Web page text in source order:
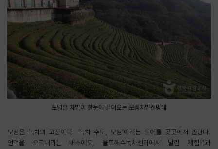
드넓은 차밭이 한눈에 들어오는 보성차밭전망대
보성은 녹차의 고장이다. ‘녹차 수도, 보성’이라는 표어를 곳곳에서 만난다.
언덕을 오르내리는 버스에도, 율포해수녹차센터에서 빌린 체험복과